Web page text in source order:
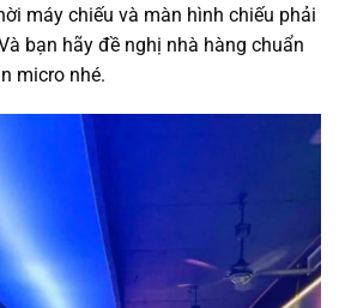
máy chiếu và màn hình chiếu phải
bạn hãy đề nghị nhà hàng chuẩn
micro nhé.